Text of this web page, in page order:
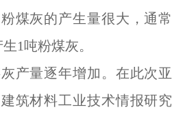
煤灰的产生量很大，通常
1吨粉煤灰。
产量逐年增加。在此次亚
筑材料工业技术情报研究